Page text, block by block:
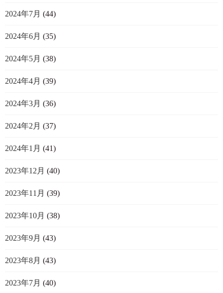
2024年7月 (44)
2024年6月 (35)
2024年5月 (38)
2024年4月 (39)
2024年3月 (36)
2024年2月 (37)
2024年1月 (41)
2023年12月 (40)
2023年11月 (39)
2023年10月 (38)
2023年9月 (43)
2023年8月 (43)
2023年7月 (40)